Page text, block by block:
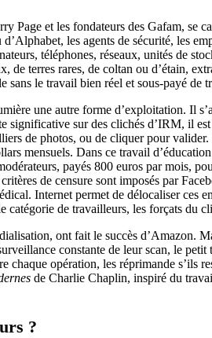
et les fondateurs des Gafam, se
les agents de sécurité, les
téléphones, réseaux, unités de
de terres rares, de coltan ou d’étain,
sans le travail bien réel et sous-payé de
une autre forme d’exploitation. Il
significative sur des clichés d’IRM, il
de photos, ou de cliquer pour
mensuels. Dans ce travail
payés 800 euros par mois,
de censure sont imposés par
Internet permet de délocaliser
catégorie de travailleurs, les forçats du
ont fait le succès d’Amazon.
constante de leur scan, le
opération, les réprimande s’ils
de Charlie Chaplin, inspiré du
?